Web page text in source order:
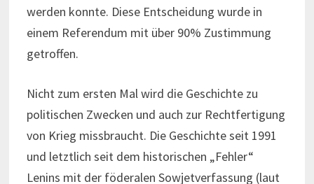
werden konnte. Diese Entscheidung wurde in
einem Referendum mit über 90% Zustimmung
getroffen.
Nicht zum ersten Mal wird die Geschichte zu
politischen Zwecken und auch zur Rechtfertigung
von Krieg missbraucht. Die Geschichte seit 1991
und letztlich seit dem historischen „Fehler“
Lenins mit der föderalen Sowjetverfassung (laut